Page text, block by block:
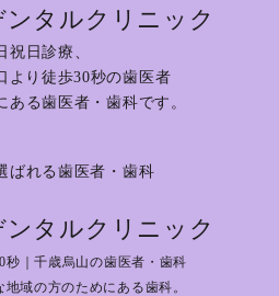
タルクリニック
祝日診療、
より徒歩30秒の歯医者
ある歯医者・歯科です。
ばれる歯医者・歯科
タルクリニック
秒｜千歳烏山の歯医者・歯科
域の方のためにある歯科。